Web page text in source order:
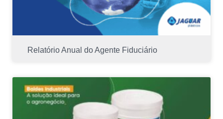
Relatório Anual do Agente Fiduciário